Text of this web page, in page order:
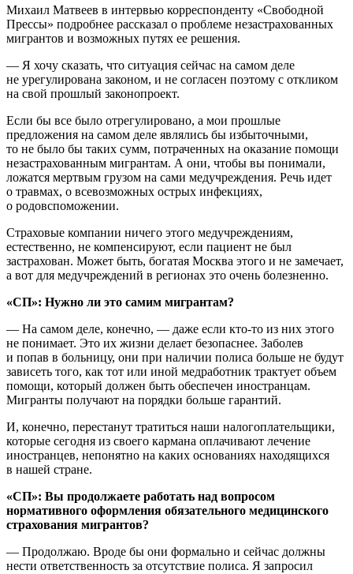
Михаил Матвеев в интервью корреспонденту «Свободной
Прессы» подробнее рассказал о проблеме незастрахованных
мигрантов и возможных путях ее решения.
— Я хочу сказать, что ситуация сейчас на самом деле
не урегулирована законом, и не согласен поэтому с откликом
на свой прошлый законопроект.
Если бы все было отрегулировано, а мои прошлые
предложения на самом деле являлись бы избыточными,
то не было бы таких сумм, потраченных на оказание помощи
незастрахованным мигрантам. А они, чтобы вы понимали,
ложатся мертвым грузом на сами медучреждения. Речь идет
о травмах, о всевозможных острых инфекциях,
о родовспоможении.
Страховые компании ничего этого медучреждениям,
естественно, не компенсируют, если пациент не был
застрахован. Может быть, богатая Москва этого и не замечает,
а вот для медучреждений в регионах это очень болезненно.
«СП»: Нужно ли это самим мигрантам?
— На самом деле, конечно, — даже если кто-то из них этого
не понимает. Это их жизни делает безопаснее. Заболев
и попав в больницу, они при наличии полиса больше не будут
зависеть того, как тот или иной медработник трактует объем
помощи, который должен быть обеспечен иностранцам.
Мигранты получают на порядки больше гарантий.
И, конечно, перестанут тратиться наши налогоплательщики,
которые сегодня из своего кармана оплачивают лечение
иностранцев, непонятно на каких основаниях находящихся
в нашей стране.
«СП»: Вы продолжаете работать над вопросом
нормативного оформления обязательного медицинского
страхования мигрантов?
— Продолжаю. Вроде бы они формально и сейчас должны
нести ответственность за отсутствие полиса. Я запросил